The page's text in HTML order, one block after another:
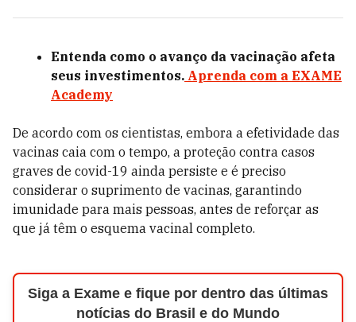
Entenda como o avanço da vacinação afeta
seus investimentos. Aprenda com a EXAME
Academy
De acordo com os cientistas, embora a efetividade das
vacinas caia com o tempo, a proteção contra casos
graves de covid-19 ainda persiste e é preciso
considerar o suprimento de vacinas, garantindo
imunidade para mais pessoas, antes de reforçar as
que já têm o esquema vacinal completo.
Siga a Exame e fique por dentro das últimas
notícias do Brasil e do Mundo